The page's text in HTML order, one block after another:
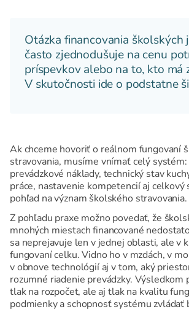
Otázka financovania školských
často zjednodušuje na cenu
príspevkov alebo na to, kto má
V skutočnosti ide o podstatne
Ak chceme hovoriť o reálnom fungovaní
stravovania, musíme vnímať celý systém:
prevádzkové náklady, technický stav
práce, nastavenie kompetencií aj celkový
pohľad na význam školského stravovania.
Z pohľadu praxe možno povedať, že
mnohých miestach financované
sa neprejavuje len v jednej oblasti, ale v
fungovaní celku. Vidno ho v mzdách, v
v obnove technológií aj v tom, aký
rozumné riadenie prevádzky. Výsledkom
tlak na rozpočet, ale aj tlak na kvalitu
podmienky a schopnosť systému zvládať